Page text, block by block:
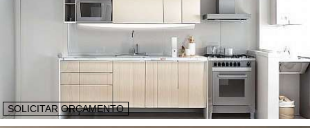
SOLICITAR ORÇAMENTO